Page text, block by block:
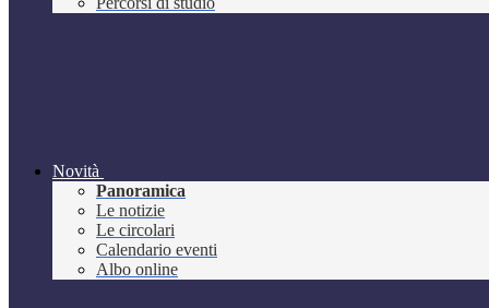
Novità
Panoramica
Le notizie
Le circolari
Calendario eventi
Albo online